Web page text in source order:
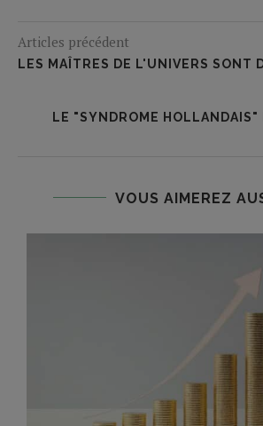
Articles précédent
LES MAÎTRES DE L'UNIVERS SONT
LE "SYNDROME HOLLANDAIS"
VOUS AIMEREZ